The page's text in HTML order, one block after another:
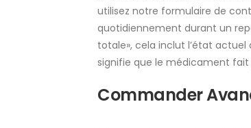
utilisez notre formulaire de
quotidiennement durant un
totale», cela inclut l’état
signifie que le médicament fait
Commander